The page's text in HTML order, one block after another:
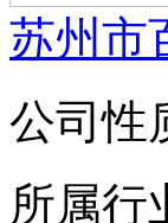
苏州市
公司性
所属行